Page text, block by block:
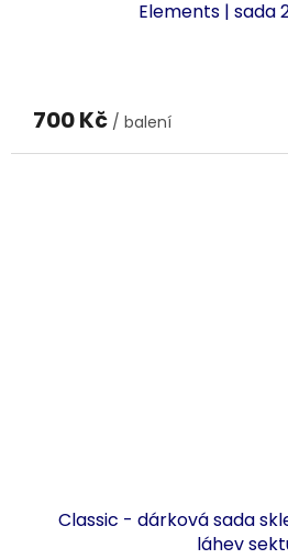
Elements | sada
700 Kč / balení
Classic - dárková sada
láhev